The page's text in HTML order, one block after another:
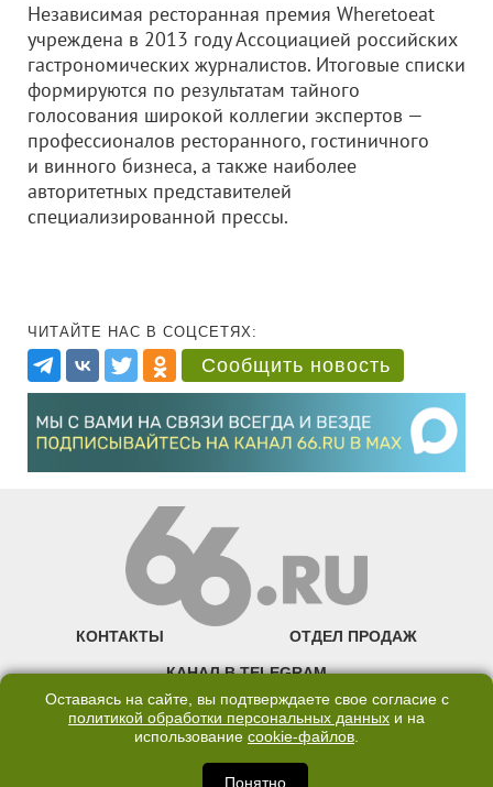
Независимая ресторанная премия Wheretoeat
учреждена в 2013 году Ассоциацией российских
гастрономических журналистов. Итоговые списки
формируются по результатам тайного
голосования широкой коллегии экспертов —
профессионалов ресторанного, гостиничного
и винного бизнеса, а также наиболее
авторитетных представителей
специализированной прессы.
ЧИТАЙТЕ НАС В СОЦСЕТЯХ:
Сообщить новость
КОНТАКТЫ ОТДЕЛ ПРОДАЖ
КАНАЛ В TELEGRAM
ПОЛИТИКА ОБРАБОТКИ ПЕРСОНАЛЬНЫХ ДАННЫХ
COOKIE
Оставаясь на сайте, вы подтверждаете свое согласие с
политикой обработки персональных данных и на
использование cookie-файлов.
Понятно